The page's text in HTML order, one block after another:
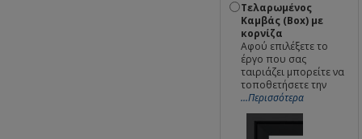
Τελαρωμένος
Καμβάς (Box) με
κορνίζα
Αφού επιλέξετε το
έργο που σας
ταιριάζει μπορείτε να
τοποθετήσετε την
...Περισσότερα